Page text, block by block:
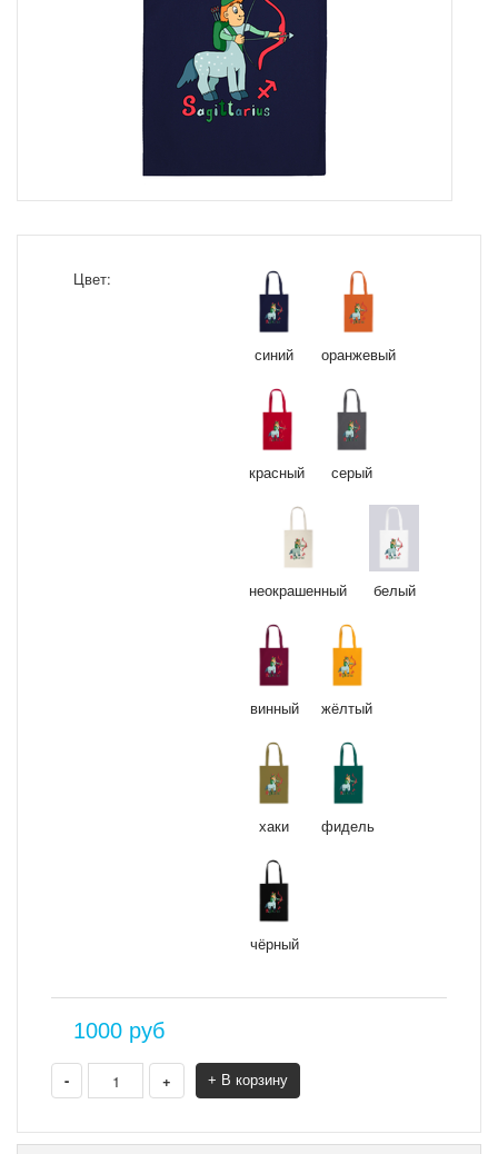
Цвет:
синий оранжевый
красный серый
неокрашенный белый
винный жёлтый
хаки фидель
чёрный
1000 руб
- + + В корзину